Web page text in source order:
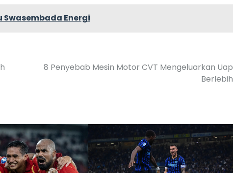
Swasembada Energi
8 Penyebab Mesin Motor CVT Mengeluarkan Uap
Berlebih